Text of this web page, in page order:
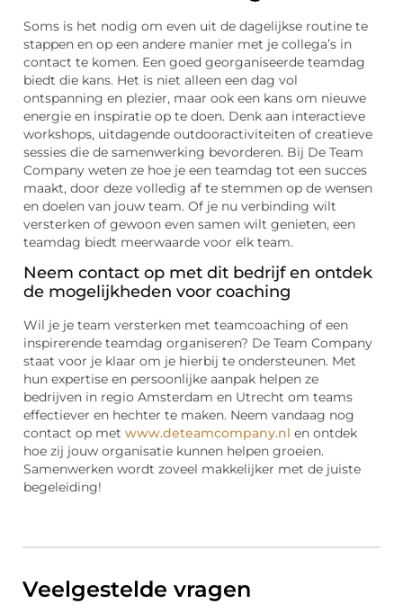
Soms is het nodig om even uit de dagelijkse routine te
stappen en op een andere manier met je collega’s in
contact te komen. Een goed georganiseerde teamdag
biedt die kans. Het is niet alleen een dag vol
ontspanning en plezier, maar ook een kans om nieuwe
energie en inspiratie op te doen. Denk aan interactieve
workshops, uitdagende outdooractiviteiten of creatieve
sessies die de samenwerking bevorderen. Bij De Team
Company weten ze hoe je een teamdag tot een succes
maakt, door deze volledig af te stemmen op de wensen
en doelen van jouw team. Of je nu verbinding wilt
versterken of gewoon even samen wilt genieten, een
teamdag biedt meerwaarde voor elk team.
Neem contact op met dit bedrijf en ontdek
de mogelijkheden voor coaching
Wil je je team versterken met teamcoaching of een
inspirerende teamdag organiseren? De Team Company
staat voor je klaar om je hierbij te ondersteunen. Met
hun expertise en persoonlijke aanpak helpen ze
bedrijven in regio Amsterdam en Utrecht om teams
effectiever en hechter te maken. Neem vandaag nog
contact op met www.deteamcompany.nl en ontdek
hoe zij jouw organisatie kunnen helpen groeien.
Samenwerken wordt zoveel makkelijker met de juiste
begeleiding!
Veelgestelde vragen